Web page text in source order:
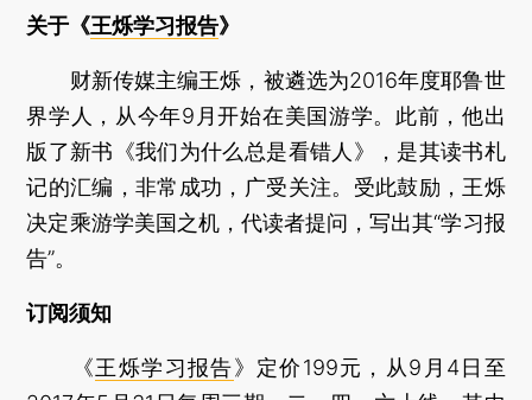
关于《王烁学习报告》
财新传媒主编王烁，被遴选为2016年度耶鲁世
界学人，从今年9月开始在美国游学。此前，他出
版了新书《我们为什么总是看错人》，是其读书札
记的汇编，非常成功，广受关注。受此鼓励，王烁
决定乘游学美国之机，代读者提问，写出其“学习报
告”。
订阅须知
《王烁学习报告》定价199元，从9月4日至